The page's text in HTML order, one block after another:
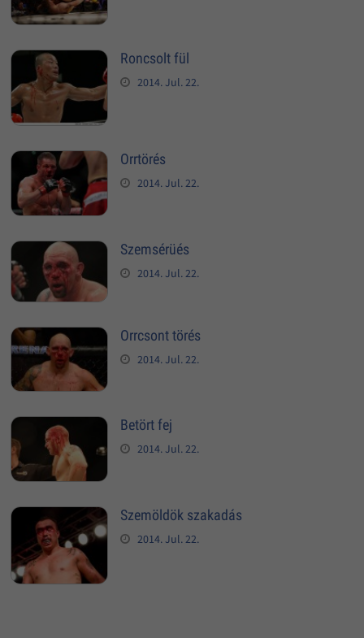
Roncsolt fül
2014. Jul. 22.
Orrtörés
2014. Jul. 22.
Szemsérüés
2014. Jul. 22.
Orrcsont törés
2014. Jul. 22.
Betört fej
2014. Jul. 22.
Szemöldök szakadás
2014. Jul. 22.